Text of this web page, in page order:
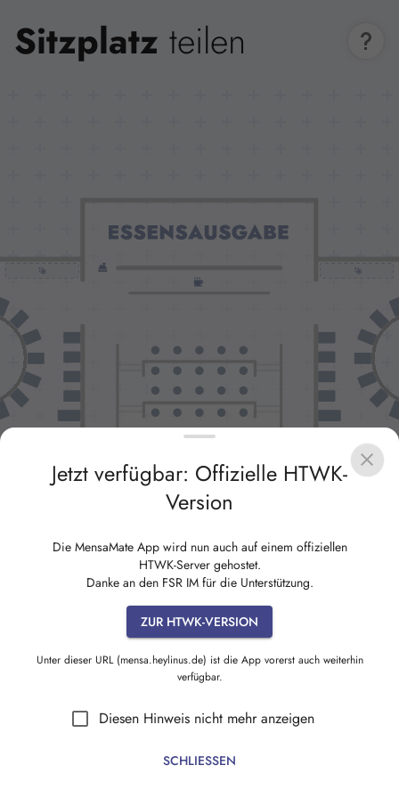
Sitzplatz teilen
Jetzt verfügbar: Offizielle HTWK-
Version
Die MensaMate App wird nun auch auf einem offiziellen
HTWK-Server gehostet.
Danke an den FSR IM für die Unterstützung.
ZUR HTWK-VERSION
Unter dieser URL (mensa.heylinus.de) ist die App vorerst auch weiterhin
verfügbar.
Diesen Hinweis nicht mehr anzeigen
SCHLIESSEN